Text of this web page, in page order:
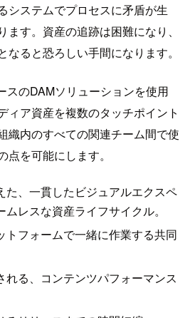
システムでプロセスに矛盾が生
ます。資産の追跡は困難になり、
ると恐ろしい手間になります。
スのDAMソリューションを使用
ィア資産を複数のタッチポイント
織内のすべての関連チーム間で使
を可能にします。
た、一貫したビジュアルエクスペ
レスな資産ライフサイクル。
トフォームで一緒に作業する共同
れる、コンテンツパフォーマンス